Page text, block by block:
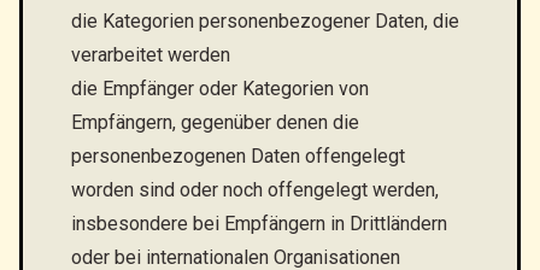
die Kategorien personenbezogener Daten, die
verarbeitet werden
die Empfänger oder Kategorien von
Empfängern, gegenüber denen die
personenbezogenen Daten offengelegt
worden sind oder noch offengelegt werden,
insbesondere bei Empfängern in Drittländern
oder bei internationalen Organisationen